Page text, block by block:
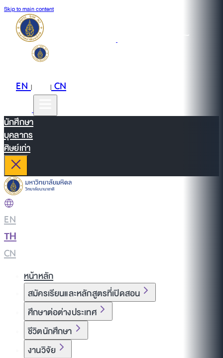
Skip to main content
EN| |CN
นักศึกษา
บุคลากร
ศิษย์เก่า
EN
TH
CN
หน้าหลัก
สมัครเรียนและหลักสูตรที่เปิดสอน
ศึกษาต่อต่างประเทศ
ชีวิตนักศึกษา
งานวิจัย